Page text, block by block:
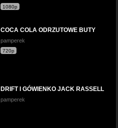
1080p
COCA COLA ODRZUTOWE BUTY
pamperek
720p
DRIFT I GÓWIENKO JACK RASSELL
pamperek